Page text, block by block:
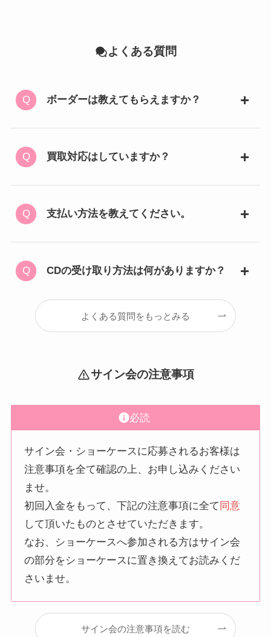
よくある質問
ボーダーは教えてもらえますか？
買取対応はしていますか？
支払い方法を教えてください。
CDの受け取り方法は何がありますか？
よくある質問をもっとみる
サイン会の注意事項
必読
サイン会・ショーケースに応募されるお客様は
注意事項を全て確認の上、お申し込みください
ませ。
初回入金をもって、下記の注意事項に全て 同意
して頂いたものとさせていただきます。
なお、ショーケースへ参加される方はサイン会
の部分をショーケースに置き換えてお読みくだ
さいませ。
サイン会の注意事項を読む